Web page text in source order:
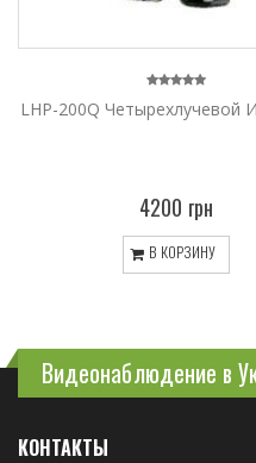
LHP-200Q Четырехлучевой
4200 грн
В КОРЗИНУ
Видеонаблюдение в
КОНТАКТЫ